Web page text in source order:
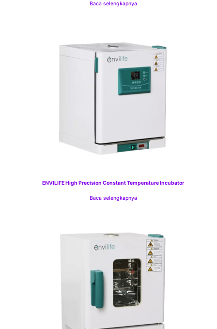
Baca selengkapnya
ENVILIFE High Precision Constant Temperature Incubator
Baca selengkapnya